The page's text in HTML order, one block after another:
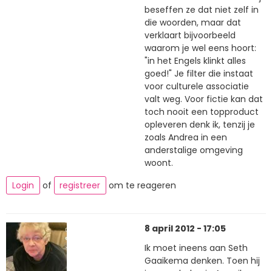
beseffen ze dat niet zelf in
die woorden, maar dat
verklaart bijvoorbeeld
waarom je wel eens hoort:
"in het Engels klinkt alles
goed!" Je filter die instaat
voor culturele associatie
valt weg. Voor fictie kan dat
toch nooit een topproduct
opleveren denk ik, tenzij je
zoals Andrea in een
anderstalige omgeving
woont.
Login
of registreer om te reageren
8 april 2012 - 17:05
Ik moet ineens aan Seth
Gaaikema denken. Toen hij